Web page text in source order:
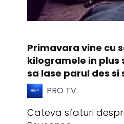
Primavara vine cu
kilogramele in plus
sa lase parul des
PRO TV
Cateva sfaturi